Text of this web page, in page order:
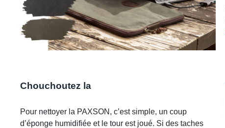
Chouchoutez la
Pour nettoyer la PAXSON, c’est simple, un coup
d’éponge humidifiée et le tour est joué. Si des taches